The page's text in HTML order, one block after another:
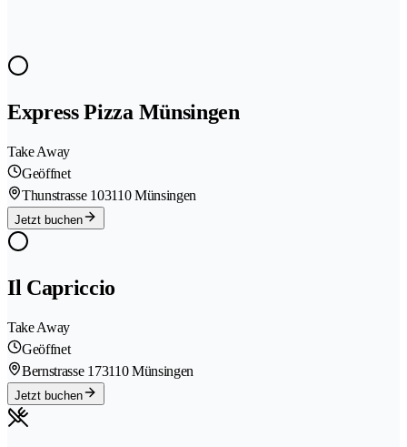
Express Pizza Münsingen
Take Away
Geöffnet
Thunstrasse 103110 Münsingen
Jetzt buchen
Il Capriccio
Take Away
Geöffnet
Bernstrasse 173110 Münsingen
Jetzt buchen